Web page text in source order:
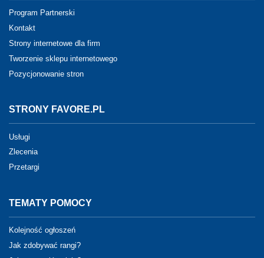
Program Partnerski
Kontakt
Strony internetowe dla firm
Tworzenie sklepu internetowego
Pozycjonowanie stron
STRONY FAVORE.PL
Usługi
Zlecenia
Przetargi
TEMATY POMOCY
Kolejność ogłoszeń
Jak zdobywać rangi?